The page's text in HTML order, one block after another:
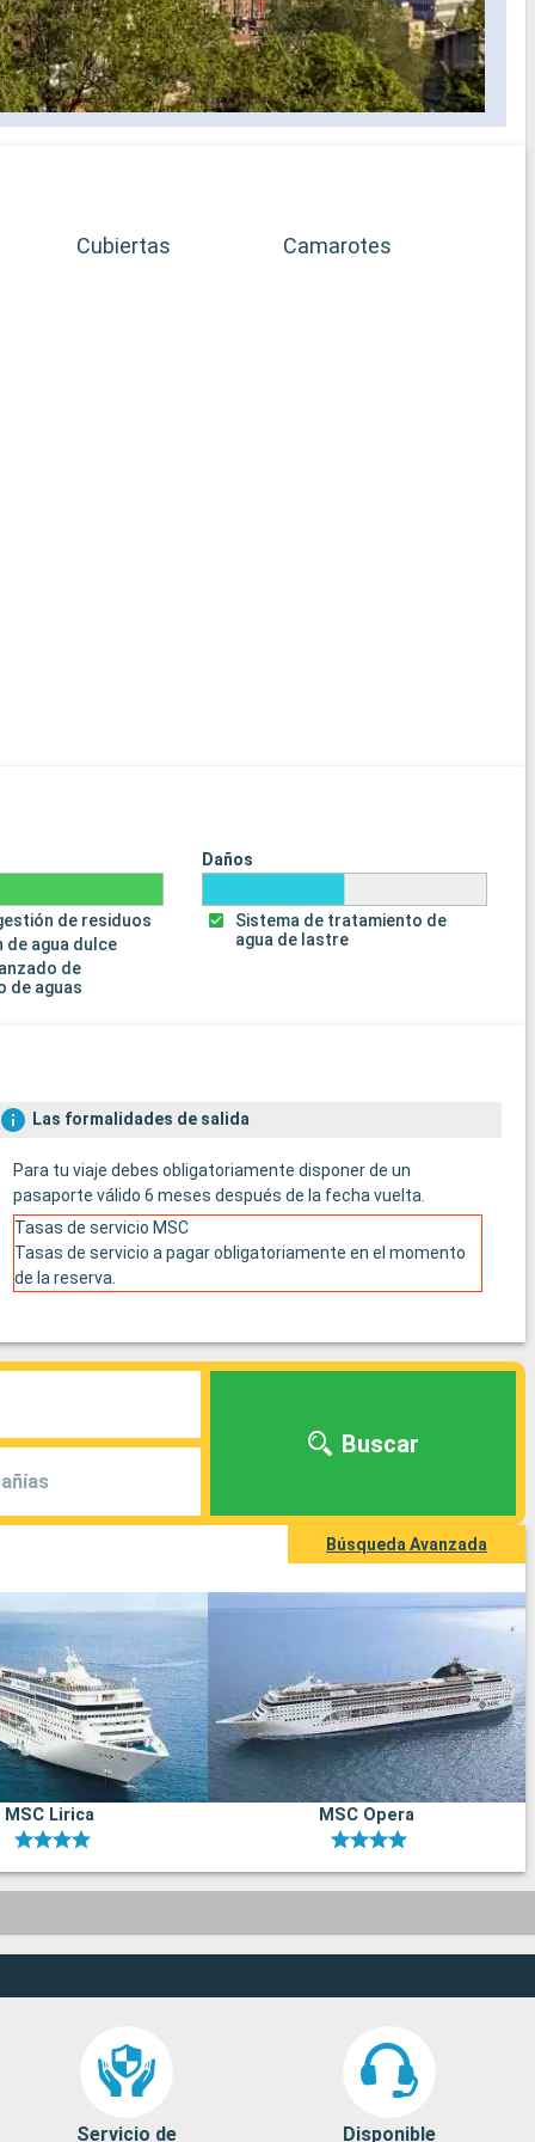
Cubiertas Camarotes
de residuos
de agua dulce
de
de aguas
Daños
Sistema de tratamiento de
agua de lastre
Las formalidades de salida
Para tu viaje debes obligatoriamente disponer de un
pasaporte válido 6 meses después de la fecha vuelta.
Tasas de servicio MSC
Tasas de servicio a pagar obligatoriamente en el momento
de la reserva.
Buscar
Búsqueda Avanzada
MSC Lirica MSC Opera
Servicio de Disponible